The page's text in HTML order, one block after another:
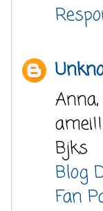
Bjks
Blog
Fan